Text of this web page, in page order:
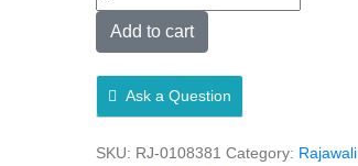
KEMBALI
SEJARAH
SAINS
ISLAM
Muhammad
Add to cart
Ask a Question
SKU: RJ-0108381 Category: